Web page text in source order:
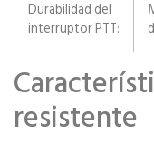
Durabilidad del
interruptor PTT:
resistente